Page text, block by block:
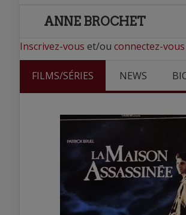
ANNE BROCHET
Inscrivez-vous et/ou connectez-vous
FILMS/SÉRIES NEWS